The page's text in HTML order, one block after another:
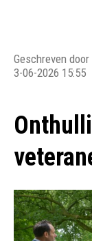
Geschreven
3-06-2026 15:55